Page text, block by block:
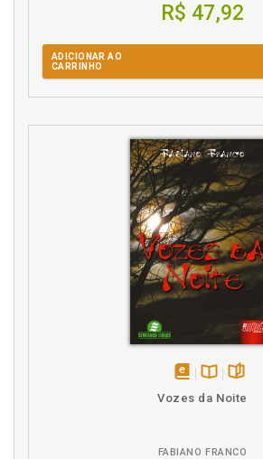
R$ 47,92
ADICIONAR AO
CARRINHO
Vozes da Noite
FABIANO FRANCO